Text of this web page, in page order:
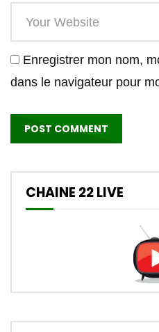
Enregistrer mon nom,
dans le navigateur pour
CHAINE 22 LIVE